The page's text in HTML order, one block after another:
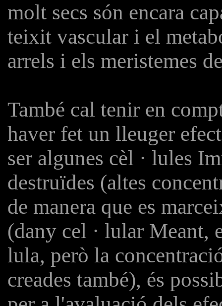
molt secs són encara
teixit vascular i el
arrels i els meristemes
També cal tenir en
haver fet un lleuger
ser algunes cèl · lules
destruïdes (altes
de manera que es
(dany cel · lular Meant,
lula, però la
creades també), és